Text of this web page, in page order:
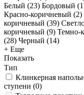
Белый (23) Бордовый (1
Красно-коричневый (2)
коричневый (39)
коричневый (9) Темно-
(28) Черный (14)
+ Еще
Показать
Тип
Клинкерная
ступени (0)